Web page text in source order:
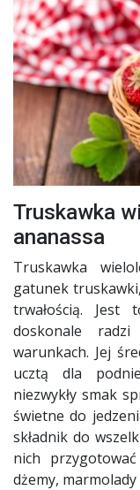
Truskawka
ananassa
Truskawka
gatunek
trwałością. Jest
doskonale
warunkach. Jej
ucztą dla
niezwykły smak
świetne do
składnik do
nich
dżemy,